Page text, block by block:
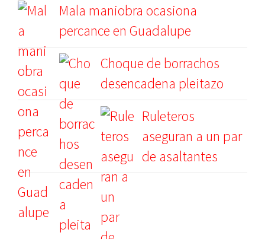
Mala maniobra ocasiona
percance en Guadalupe
Choque de borrachos
desencadena pleitazo
Ruleteros
aseguran a un par
de asaltantes